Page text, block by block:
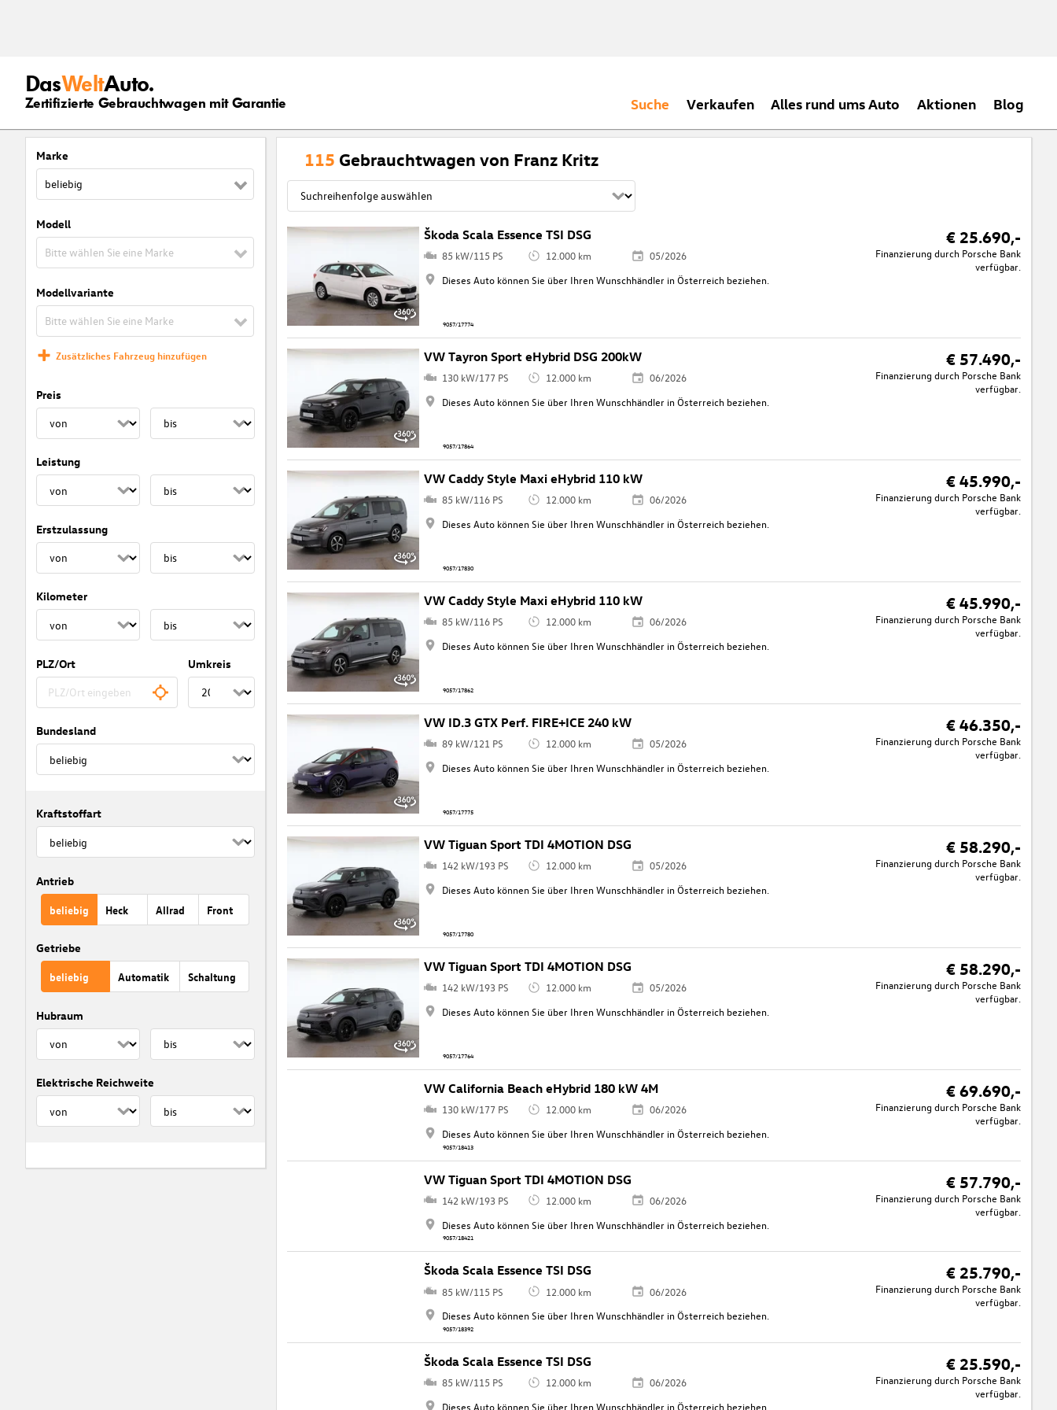
DasWeltAuto.
Zertifizierte Gebrauchtwagen mit Garantie Suche Verkaufen Alles rund ums Auto Aktionen Blog
Marke
beliebig
Modell
Bitte wählen Sie eine Marke
Modellvariante
Bitte wählen Sie eine Marke
Zusätzliches Fahrzeug hinzufügen
Preis
Leistung
Erstzulassung
Kilometer
PLZ/Ort Umkreis
Bundesland
Kraftstoffart
Antrieb
beliebig Heck Allrad Front
Getriebe
beliebig Automatik Schaltung
Hubraum
Elektrische Reichweite
115 Gebrauchtwagen von Franz Kritz
Škoda Scala Essence TSI DSG € 25.690,-
Finanzierung durch Porsche Bank
verfügbar.
85 kW/115 PS 12.000 km
05/2026
Dieses Auto können Sie über Ihren Wunschhändler in Österreich beziehen.
9057/17774
VW Tayron Sport eHybrid DSG 200kW € 57.490,-
Finanzierung durch Porsche Bank
verfügbar.
130 kW/177 PS 12.000 km
06/2026
Dieses Auto können Sie über Ihren Wunschhändler in Österreich beziehen.
9057/17864
VW Caddy Style Maxi eHybrid 110 kW € 45.990,-
Finanzierung durch Porsche Bank
verfügbar.
85 kW/116 PS 12.000 km
06/2026
Dieses Auto können Sie über Ihren Wunschhändler in Österreich beziehen.
9057/17830
VW Caddy Style Maxi eHybrid 110 kW € 45.990,-
Finanzierung durch Porsche Bank
verfügbar.
85 kW/116 PS 12.000 km
06/2026
Dieses Auto können Sie über Ihren Wunschhändler in Österreich beziehen.
9057/17862
VW ID.3 GTX Perf. FIRE+ICE 240 kW € 46.350,-
Finanzierung durch Porsche Bank
verfügbar.
89 kW/121 PS 12.000 km
05/2026
Dieses Auto können Sie über Ihren Wunschhändler in Österreich beziehen.
9057/17775
VW Tiguan Sport TDI 4MOTION DSG € 58.290,-
Finanzierung durch Porsche Bank
verfügbar.
142 kW/193 PS 12.000 km
05/2026
Dieses Auto können Sie über Ihren Wunschhändler in Österreich beziehen.
9057/17780
VW Tiguan Sport TDI 4MOTION DSG € 58.290,-
Finanzierung durch Porsche Bank
verfügbar.
142 kW/193 PS 12.000 km
05/2026
Dieses Auto können Sie über Ihren Wunschhändler in Österreich beziehen.
9057/17764
VW California Beach eHybrid 180 kW 4M € 69.690,-
Finanzierung durch Porsche Bank
verfügbar.
130 kW/177 PS 12.000 km
06/2026
Dieses Auto können Sie über Ihren Wunschhändler in Österreich beziehen.
9057/18413
VW Tiguan Sport TDI 4MOTION DSG € 57.790,-
Finanzierung durch Porsche Bank
verfügbar.
142 kW/193 PS 12.000 km
06/2026
Dieses Auto können Sie über Ihren Wunschhändler in Österreich beziehen.
9057/18421
Škoda Scala Essence TSI DSG € 25.790,-
Finanzierung durch Porsche Bank
verfügbar.
85 kW/115 PS 12.000 km
06/2026
Dieses Auto können Sie über Ihren Wunschhändler in Österreich beziehen.
9057/18392
Škoda Scala Essence TSI DSG € 25.590,-
Finanzierung durch Porsche Bank
verfügbar.
85 kW/115 PS 12.000 km
06/2026
Dieses Auto können Sie über Ihren Wunschhändler in Österreich beziehen.